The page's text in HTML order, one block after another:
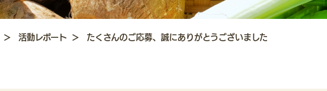
活動レポート たくさんのご応募、誠にありがとうございました